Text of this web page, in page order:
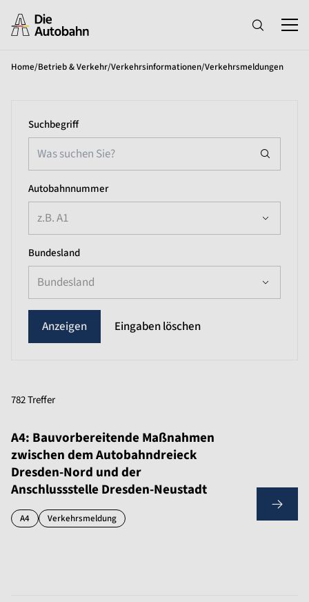
Home/Betrieb & Verkehr/Verkehrsinformationen/Verkehrsmeldungen
Suchbegriff
Autobahnnummer
z.B. A1
Bundesland
Bundesland
Eingaben löschen
782 Treffer
A4: Bauvorbereitende Maßnahmen
zwischen dem Autobahndreieck
Dresden-Nord und der
Anschlussstelle Dresden-Neustadt
A4 Verkehrsmeldung